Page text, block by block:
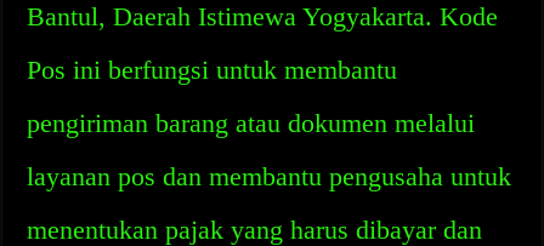
Bantul, Daerah Istimewa Yogyakarta. Kode
Pos ini berfungsi untuk membantu
pengiriman barang atau dokumen melalui
layanan pos dan membantu pengusaha untuk
menentukan pajak yang harus dibayar dan